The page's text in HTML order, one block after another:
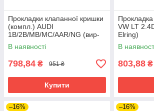
Прокладки клапанної кришки
(компл.) AUDI
1B/2B/MB/MC/AAR/NG (вир-
во Elring)
В наявності
798,84 ₴ 951 ₴
Купити
VW LT
Elring)
В
803,88 ₴
–16% –16%